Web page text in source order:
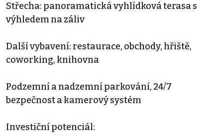
Střecha: panoramatická vyhlídková terasa s
výhledem na záliv
Další vybavení: restaurace, obchody, hřiště,
coworking, knihovna
Podzemní a nadzemní parkování, 24/7
bezpečnost a kamerový systém
Investiční potenciál: